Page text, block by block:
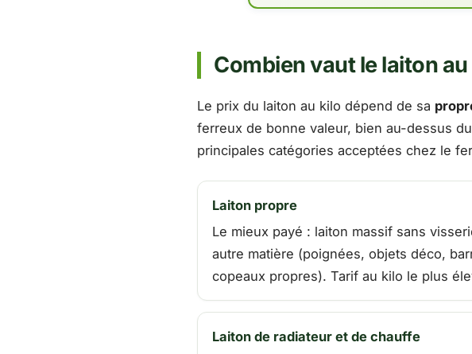
Combien vaut le laiton
Le prix du laiton au kilo dépend de sa
ferreux de bonne valeur, bien au-dessus
principales catégories acceptées chez le
Laiton propre
Le mieux payé : laiton massif sans
autre matière (poignées, objets déco,
copeaux propres). Tarif au kilo le plus
Laiton de radiateur et de chauffe